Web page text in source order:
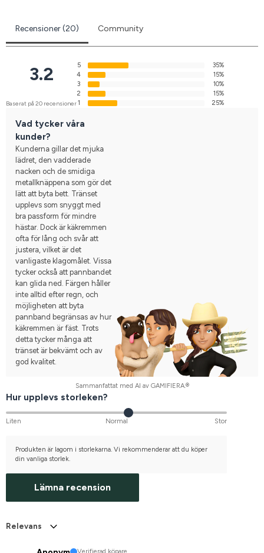
Recensioner (20) Community
3.2
Baserat på 20 recensioner
5
35%
4
15%
3
10%
2
15%
1
25%
Vad tycker våra
kunder?
Kunderna gillar det mjuka
lädret, den vadderade
nacken och de smidiga
metallknäppena som gör det
lätt att byta bett. Tränset
upplevs som snyggt med
bra passform för mindre
hästar. Dock är käkremmen
ofta för lång och svår att
justera, vilket är det
vanligaste klagomålet. Vissa
tycker också att pannbandet
kan glida ned. Färgen håller
inte alltid efter regn, och
möjligheten att byta
pannband begränsas av hur
käkremmen är fäst. Trots
detta tycker många att
tränset är bekvämt och av
god kvalitet.
Sammanfattat med AI av GAMIFIERA.®
Hur upplevs storleken?
Liten Normal Stor
Produkten är lagom i storlekarna. Vi rekommenderar att du köper
din vanliga storlek.
Lämna recension
Relevans